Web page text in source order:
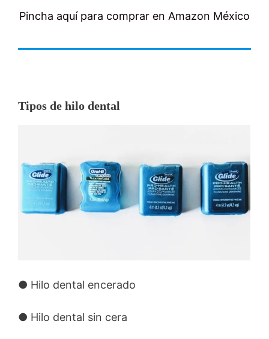
Pincha aquí para comprar en Amazon México
Tipos de hilo dental
● Hilo dental encerado
● Hilo dental sin cera